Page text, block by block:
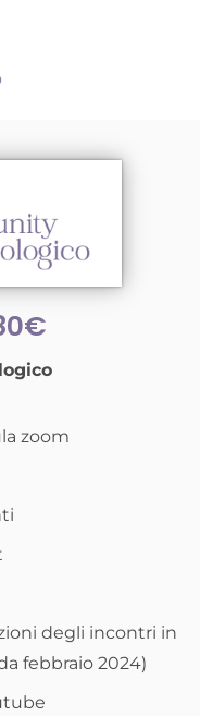
zoom
degli incontri in
febbraio 2024)